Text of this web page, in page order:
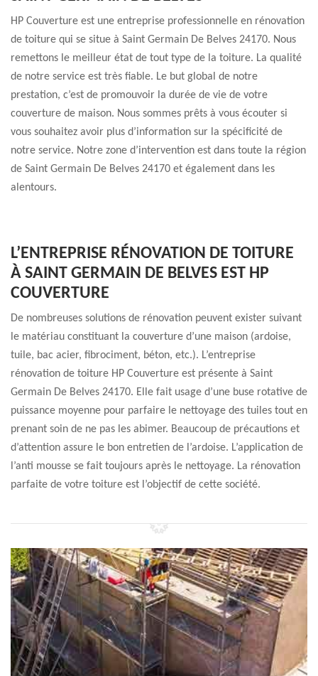
HP Couverture est une entreprise professionnelle en rénovation
de toiture qui se situe à Saint Germain De Belves 24170. Nous
remettons le meilleur état de tout type de la toiture. La qualité
de notre service est très fiable. Le but global de notre
prestation, c’est de promouvoir la durée de vie de votre
couverture de maison. Nous sommes prêts à vous écouter si
vous souhaitez avoir plus d’information sur la spécificité de
notre service. Notre zone d’intervention est dans toute la région
de Saint Germain De Belves 24170 et également dans les
alentours.
L’ENTREPRISE RÉNOVATION DE TOITURE
À SAINT GERMAIN DE BELVES EST HP
COUVERTURE
De nombreuses solutions de rénovation peuvent exister suivant
le matériau constituant la couverture d’une maison (ardoise,
tuile, bac acier, fibrociment, béton, etc.). L’entreprise
rénovation de toiture HP Couverture est présente à Saint
Germain De Belves 24170. Elle fait usage d’une buse rotative de
puissance moyenne pour parfaire le nettoyage des tuiles tout en
prenant soin de ne pas les abimer. Beaucoup de précautions et
d’attention assure le bon entretien de l’ardoise. L’application de
l’anti mousse se fait toujours après le nettoyage. La rénovation
parfaite de votre toiture est l’objectif de cette société.